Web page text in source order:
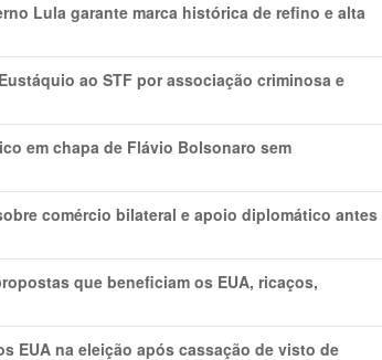
Lula garante marca histórica de refino e alta
ao STF por associação criminosa e
em chapa de Flávio Bolsonaro sem
comércio bilateral e apoio diplomático antes
que beneficiam os EUA, ricaços,
EUA na eleição após cassação de visto de